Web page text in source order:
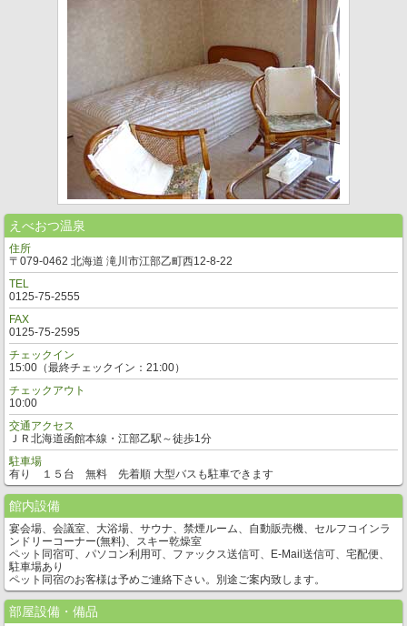
えべおつ温泉
住所
〒079-0462 北海道 滝川市江部乙町西12-8-22
TEL
0125-75-2555
FAX
0125-75-2595
チェックイン
15:00（最終チェックイン：21:00）
チェックアウト
10:00
交通アクセス
ＪＲ北海道函館本線・江部乙駅～徒歩1分
駐車場
有り １５台 無料 先着順 大型バスも駐車できます
館内設備
宴会場、会議室、大浴場、サウナ、禁煙ルーム、自動販売機、セルフコインラ
ンドリーコーナー(無料)、スキー乾燥室
ペット同宿可、パソコン利用可、ファックス送信可、E-Mail送信可、宅配便、
駐車場あり
ペット同宿のお客様は予めご連絡下さい。別途ご案内致します。
部屋設備・備品